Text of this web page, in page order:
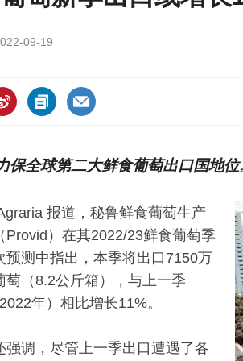
09-19
22693.html
保全球第二大鲜食葡萄出口国地位
报道，秘鲁鲜食葡萄生产
Provid）在其2022/23鲜食葡萄季
预测中指出，本季将出口7150万
萄（8.2公斤箱），与上一季
年）相比增长11%。
强调，尽管上一季出口遭遇了各